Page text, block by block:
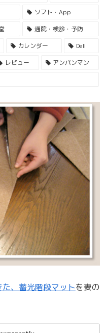
ソフト・App
通院・検診・予防
カレンダー
Dell
レビュー
アンパンマン
、蓄光階段マットを妻の